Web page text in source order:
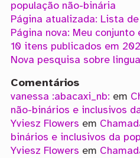
população não-binária
Página atualizada: Lista
Página nova: Meu conjunto
10 itens publicados em
Nova pesquisa sobre
Comentários
vanessa :abacaxi_nb: em
não-binários e inclusivos
Yviesz Flowers em
binários e inclusivos da
Yviesz Flowers em